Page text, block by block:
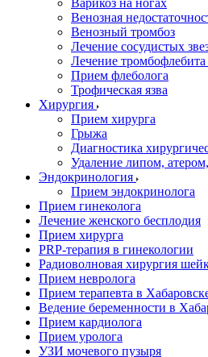
Варикоз на ногах
Венозная
Венозный тромбоз
Лечение сосудистых
Лечение
Прием флеболога
Трофическая язва
Хирургия
Прием хирурга
Грыжа
Диагностика
Удаление липом,
Эндокринология
Прием эндокринолога
Прием гинеколога
Лечение женского бесплодия
Прием хирурга
PRP-терапия в гинекологии
Радиоволновая хирургия
Прием невролога
Прием терапевта в
Ведение беременности в
Прием кардиолога
Прием уролога
УЗИ мочевого пузыря